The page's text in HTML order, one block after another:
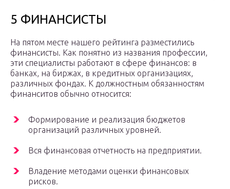
5 ФИНАНСИСТЫ
На пятом месте нашего рейтинга разместились
финансисты. Как понятно из названия профессии,
эти специалисты работают в сфере финансов: в
банках, на биржах, в кредитных организациях,
различных фондах. К должностным обязанностям
финанситов обычно относится:
Формирование и реализация бюджетов
организаций различных уровней.
Вся финансовая отчетность на предприятии.
Владение методами оценки финансовых
рисков.